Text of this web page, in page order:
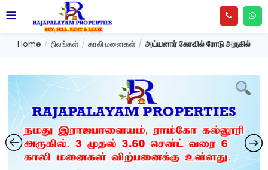
Home நிலங்கள் காலி மனைகள் அய்யனார் கோவில் ரோடு அருகில்